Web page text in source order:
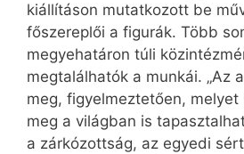
kiállításon mutatkozott be
főszereplői a figurák. Több
megyehatáron túli
megtalálhatók a munkái. „Az
meg, figyelmeztetően, melyet
meg a világban is
a zárkózottság, az egyedi